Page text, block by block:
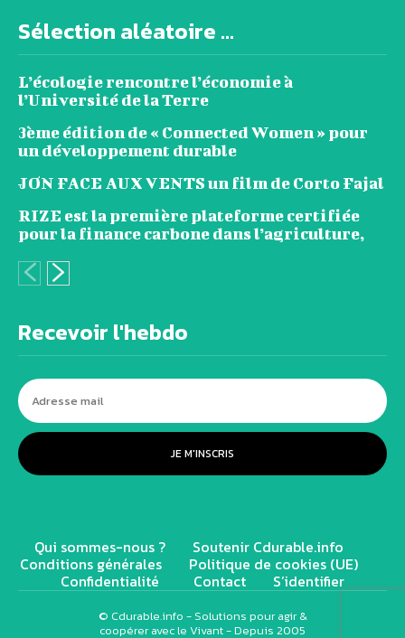
Sélection aléatoire ...
L’écologie rencontre l’économie à
l’Université de la Terre
3ème édition de « Connected Women » pour
un développement durable
JON FACE AUX VENTS un film de Corto Fajal
RIZE est la première plateforme certifiée
pour la finance carbone dans l’agriculture,
Recevoir l'hebdo
JE M'INSCRIS
Qui sommes-nous ? Soutenir Cdurable.info
Conditions générales Politique de cookies (UE)
Confidentialité Contact S’identifier
© Cdurable.info - Solutions pour agir &
coopérer avec le Vivant - Depuis 2005